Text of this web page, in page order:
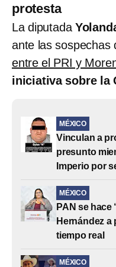
protesta
La diputada
ante las sospechas
entre el PRI y
iniciativa sobre la
MÉXICO
Vinculan a
presunto
Imperio por
MÉXICO
PAN se
Hernández a
tiempo real
MÉXICO